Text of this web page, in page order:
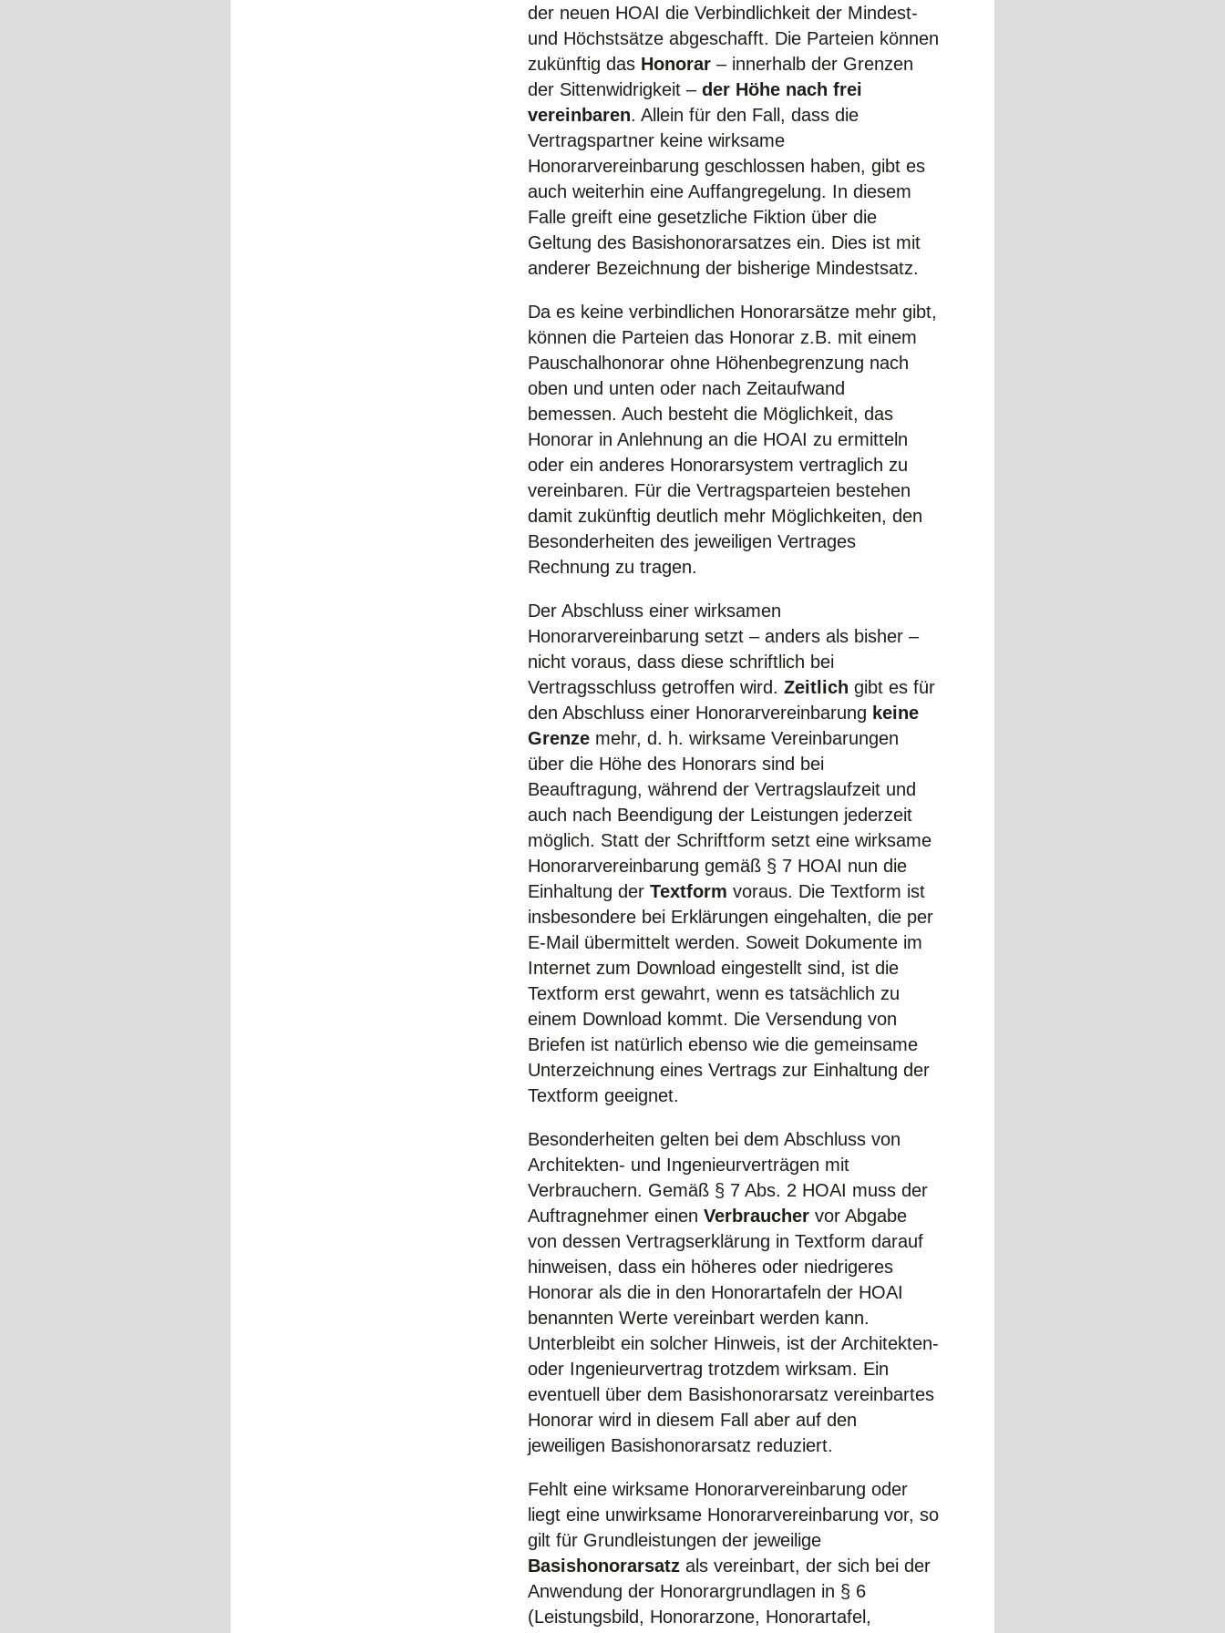
der neuen HOAI die Verbindlichkeit der Mindest-
und Höchstsätze abgeschafft. Die Parteien können
zukünftig das Honorar – innerhalb der Grenzen
der Sittenwidrigkeit –der Höhe nach frei
vereinbaren. Allein für den Fall, dass die
Vertragspartner keine wirksame
Honorarvereinbarung geschlossen haben, gibt es
auch weiterhin eine Auffangregelung. In diesem
Falle greift eine gesetzliche Fiktion über die
Geltung des Basishonorarsatzes ein. Dies ist mit
anderer Bezeichnung der bisherige Mindestsatz.
Da es keine verbindlichen Honorarsätze mehr gibt,
können die Parteien das Honorar z.B. mit einem
Pauschalhonorar ohne Höhenbegrenzung nach
oben und unten oder nach Zeitaufwand
bemessen. Auch besteht die Möglichkeit, das
Honorar in Anlehnung an die HOAI zu ermitteln
oder ein anderes Honorarsystem vertraglich zu
vereinbaren. Für die Vertragsparteien bestehen
damit zukünftig deutlich mehr Möglichkeiten, den
Besonderheiten des jeweiligen Vertrages
Rechnung zu tragen.
Der Abschluss einer wirksamen
Honorarvereinbarung setzt – anders als bisher –
nicht voraus, dass diese schriftlich bei
Vertragsschluss getroffen wird.Zeitlich gibt es für
den Abschluss einer Honorarvereinbarung keine
Grenze mehr, d. h. wirksame Vereinbarungen
über die Höhe des Honorars sind bei
Beauftragung, während der Vertragslaufzeit und
auch nach Beendigung der Leistungen jederzeit
möglich. Statt der Schriftform setzt eine wirksame
Honorarvereinbarung gemäß § 7 HOAI nun die
Einhaltung derTextform voraus. Die Textform ist
insbesondere bei Erklärungen eingehalten, die per
E-Mail übermittelt werden. Soweit Dokumente im
Internet zum Download eingestellt sind, ist die
Textform erst gewahrt, wenn es tatsächlich zu
einem Download kommt. Die Versendung von
Briefen ist natürlich ebenso wie die gemeinsame
Unterzeichnung eines Vertrags zur Einhaltung der
Textform geeignet.
Besonderheiten gelten bei dem Abschluss von
Architekten- und Ingenieurverträgen mit
Verbrauchern. Gemäß § 7 Abs. 2 HOAI muss der
Auftragnehmer einenVerbraucher vor Abgabe
von dessen Vertragserklärung in Textform darauf
hinweisen, dass ein höheres oder niedrigeres
Honorar als die in den Honorartafeln der HOAI
benannten Werte vereinbart werden kann.
Unterbleibt ein solcher Hinweis, ist der Architekten-
oder Ingenieurvertrag trotzdem wirksam. Ein
eventuell über dem Basishonorarsatz vereinbartes
Honorar wird in diesem Fall aber auf den
jeweiligen Basishonorarsatz reduziert.
Fehlt eine wirksame Honorarvereinbarung oder
liegt eine unwirksame Honorarvereinbarung vor, so
gilt für Grundleistungen der jeweilige
Basishonorarsatz als vereinbart, der sich bei der
Anwendung der Honorargrundlagen in § 6
(Leistungsbild, Honorarzone, Honorartafel,